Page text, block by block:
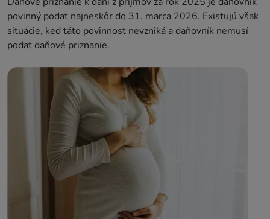
povinný podať najneskôr do 31. marca 2026. Existujú však
situácie, keď táto povinnosť nevzniká a daňovník nemusí
podať daňové priznanie.